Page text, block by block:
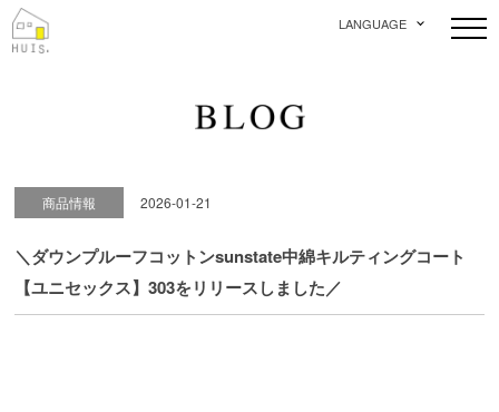
LANGUAGE
商品情報 2026-01-21
＼ダウンプルーフコットンsunstate中綿キルティングコート
【ユニセックス】303をリリースしました／